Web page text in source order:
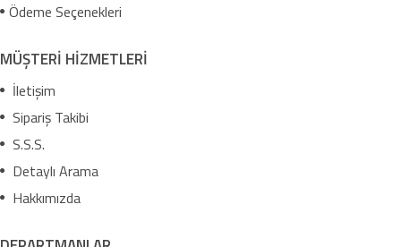
Ödeme Seçenekleri
MÜŞTERİ HİZMETLERİ
İletişim
Sipariş Takibi
S.S.S.
Detaylı Arama
Hakkımızda